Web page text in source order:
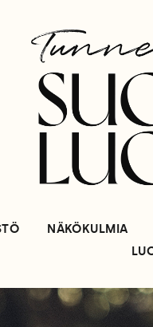
NÄKÖKULMIA